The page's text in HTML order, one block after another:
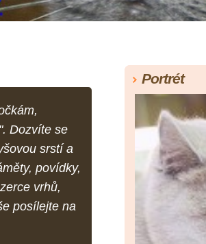
Dozvíte se
srstí a
povídky,
vrhů,
posílejte na
Portrét